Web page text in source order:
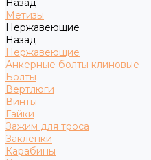
Назад
Метизы
Нержавеющие
Назад
Нержавеющие
Анкерные болты клиновые
Болты
Вертлюги
Винты
Гайки
Зажим для троса
Заклёпки
Карабины